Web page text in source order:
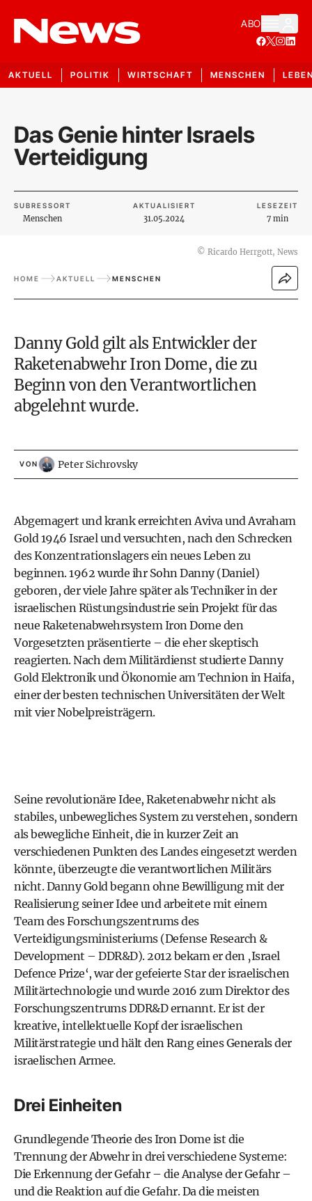
ABO
AKTUELL POLITIK WIRTSCHAFT MENSCHEN
Das Genie hinter Israels
Verteidigung
SUBRESSORT
Menschen
AKTUALISIERT
31.05.2024
LESEZEIT
7 min
© Ricardo Herrgott, News
HOME AKTUELL MENSCHEN
Danny Gold gilt als Entwickler der
Raketenabwehr Iron Dome, die zu
Beginn von den Verantwortlichen
abgelehnt wurde.
VON Peter Sichrovsky
Abgemagert und krank erreichten Aviva und Avraham
Gold 1946 Israel und versuchten, nach den Schrecken
des Konzentrationslagers ein neues Leben zu
beginnen. 1962 wurde ihr Sohn Danny (Daniel)
geboren, der viele Jahre später als Techniker in der
israelischen Rüstungsindustrie sein Projekt für das
neue Raketenabwehrsystem Iron Dome den
Vorgesetzten präsentierte – die eher skeptisch
reagierten. Nach dem Militärdienst studierte Danny
Gold Elektronik und Ökonomie am Technion in Haifa,
einer der besten technischen Universitäten der Welt
mit vier Nobelpreisträgern.
Seine revolutionäre Idee, Raketenabwehr nicht als
stabiles, unbewegliches System zu verstehen, sondern
als bewegliche Einheit, die in kurzer Zeit an
verschiedenen Punkten des Landes eingesetzt werden
könnte, überzeugte die verantwortlichen Militärs
nicht. Danny Gold begann ohne Bewilligung mit der
Realisierung seiner Idee und arbeitete mit einem
Team des Forschungszentrums des
Verteidigungsministeriums (Defense Research &
Development – DDR&D). 2012 bekam er den ‚Israel
Defence Prize‘, war der gefeierte Star der israelischen
Militärtechnologie und wurde 2016 zum Direktor des
Forschungszentrums DDR&D ernannt. Er ist der
kreative, intellektuelle Kopf der israelischen
Militärstrategie und hält den Rang eines Generals der
israelischen Armee.
Drei Einheiten
Grundlegende Theorie des Iron Dome ist die
Trennung der Abwehr in drei verschiedene Systeme:
Die Erkennung der Gefahr – die Analyse der Gefahr –
und die Reaktion auf die Gefahr. Da die meisten